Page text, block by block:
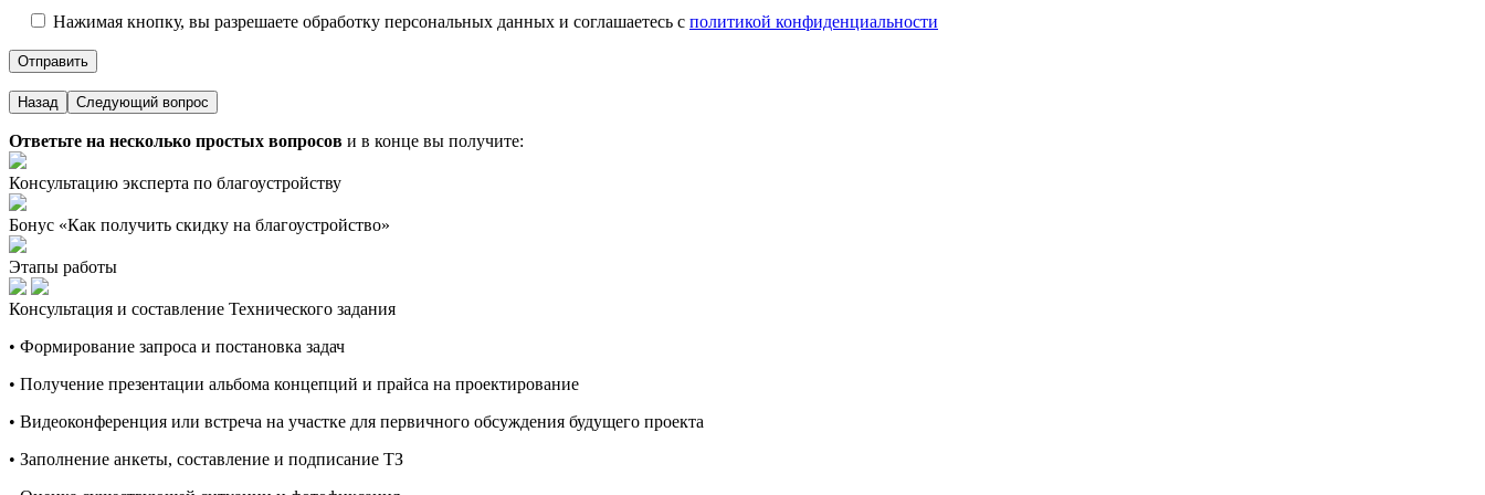
Нажимая кнопку, вы разрешаете обработку персональных данных и соглашаетесь с политикой конфиденциальности
Назад Следующий вопрос
Ответьте на несколько простых вопросов и в конце вы получите:
Консультацию эксперта по благоустройству
Бонус «Как получить скидку на благоустройство»
Этапы работы
Консультация и составление Технического задания
• Формирование запроса и постановка задач
• Получение презентации альбома концепций и прайса на проектирование
• Видеоконференция или встреча на участке для первичного обсуждения будущего проекта
• Заполнение анкеты, составление и подписание ТЗ